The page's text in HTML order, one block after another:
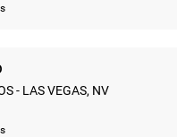
- LAS VEGAS, NV